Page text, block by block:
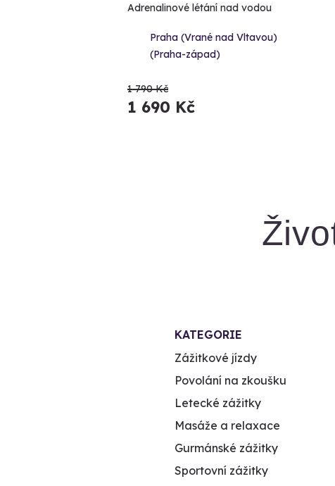
Adrenalinové létání nad vodou
Praha (Vrané nad Vltavou)
(Praha-západ)
1 790 Kč
1 690 Kč
KATEGORIE
Zážitkové jízdy
Povolání na zkoušku
Letecké zážitky
Masáže a relaxace
Gurmánské zážitky
Sportovní zážitky